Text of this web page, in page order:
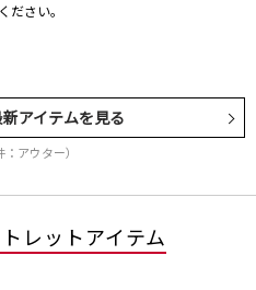
ださい。
アイテムを見る
：アウター）
レットアイテム